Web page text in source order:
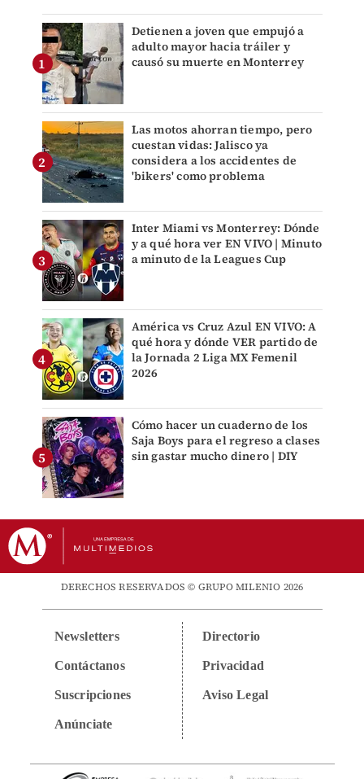
Detienen a joven que empujó a
adulto mayor hacia tráiler y
causó su muerte en Monterrey
Las motos ahorran tiempo, pero
cuestan vidas: Jalisco ya
considera a los accidentes de
'bikers' como problema
Inter Miami vs Monterrey: Dónde
y a qué hora ver EN VIVO | Minuto
a minuto de la Leagues Cup
América vs Cruz Azul EN VIVO: A
qué hora y dónde VER partido de
la Jornada 2 Liga MX Femenil
2026
Cómo hacer un cuaderno de los
Saja Boys para el regreso a clases
sin gastar mucho dinero | DIY
DERECHOS RESERVADOS © GRUPO MILENIO 2026
Newsletters
Contáctanos
Suscripciones
Anúnciate
Directorio
Privacidad
Aviso Legal